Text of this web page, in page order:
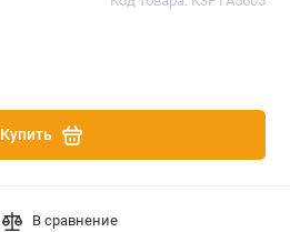
Купить
В сравнение